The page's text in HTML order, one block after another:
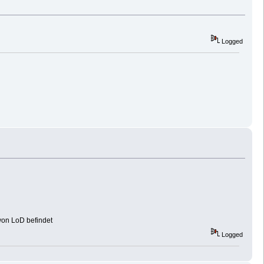
Logged
LoD befindet
Logged